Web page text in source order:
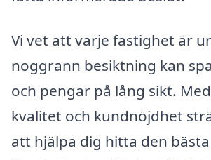
Vi vet att varje fastighet är
noggrann besiktning kan
och pengar på lång sikt.
kvalitet och kundnöjdhet
att hjälpa dig hitta den